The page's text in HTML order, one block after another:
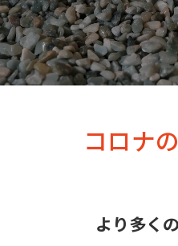
コロナ
より多く